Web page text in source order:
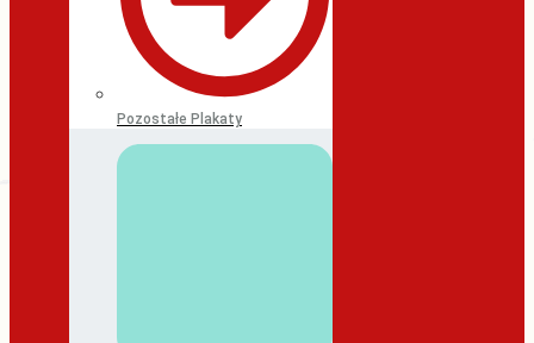
Pozostałe Plakaty